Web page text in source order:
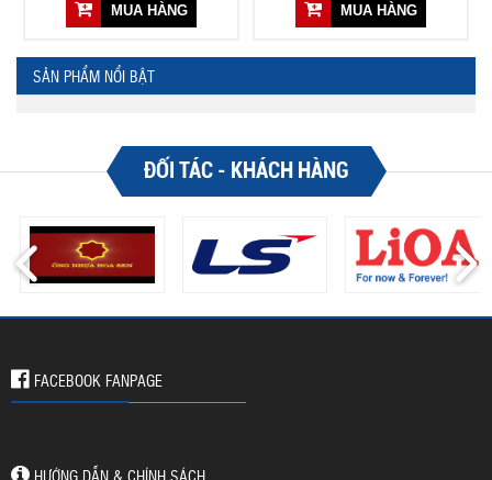
MUA HÀNG MUA HÀNG
SẢN PHẨM NỔI BẬT
ĐỐI TÁC - KHÁCH HÀNG
FACEBOOK FANPAGE
HƯỚNG DẪN & CHÍNH SÁCH